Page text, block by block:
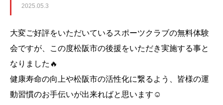
2025.05.3
大変ご好評をいただいているスポーツクラブの無料体験
会ですが、この度松阪市の後援をいただき実施する事と
なりました🔥
健康寿命の向上や松阪市の活性化に繋るよう、皆様の運
動習慣のお手伝いが出来ればと思います☺